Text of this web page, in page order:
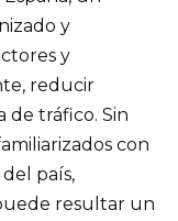
y
y
reducir
de tráfico. Sin
con
país,
resultar un